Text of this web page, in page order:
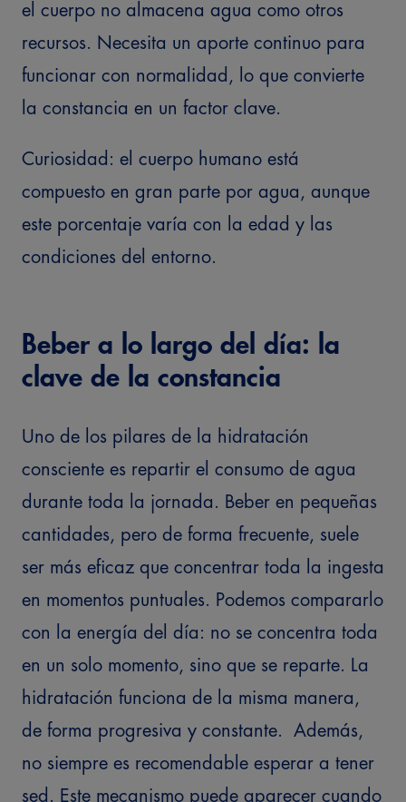
el cuerpo no almacena agua como otros
recursos. Necesita un aporte continuo para
funcionar con normalidad, lo que convierte
la constancia en un factor clave.
Curiosidad: el cuerpo humano está
compuesto en gran parte por agua, aunque
este porcentaje varía con la edad y las
condiciones del entorno.
Beber a lo largo del día: la
clave de la constancia
Uno de los pilares de la hidratación
consciente es repartir el consumo de agua
durante toda la jornada. Beber en pequeñas
cantidades, pero de forma frecuente, suele
ser más eficaz que concentrar toda la ingesta
en momentos puntuales. Podemos compararlo
con la energía del día: no se concentra toda
en un solo momento, sino que se reparte. La
hidratación funciona de la misma manera,
de forma progresiva y constante.
Además,
no siempre es recomendable esperar a tener
sed. Este mecanismo puede aparecer cuando